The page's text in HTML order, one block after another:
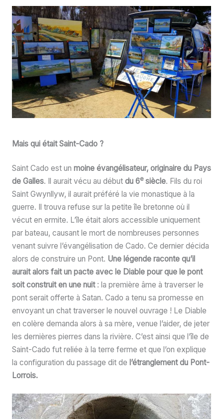
Mais qui était Saint-Cado ?
Saint Cado est un moine évangélisateur, originaire du Pays
de Galles. Il aurait vécu au début du 6esiècle. Fils du roi
Saint Gwynllyw, il aurait préféré la vie monastique à la
guerre. Il trouva refuse sur la petite île bretonne où il
vécut en ermite. L’île était alors accessible uniquement
par bateau, causant le mort de nombreuses personnes
venant suivre l’évangélisation de Cado. Ce dernier décida
alors de construire un Pont. Une légende raconte qu’il
aurait alors fait un pacte avec le Diable pour que le pont
soit construit en une nuit: la première âme à traverser le
pont serait offerte à Satan. Cado a tenu sa promesse en
envoyant un chat traverser le nouvel ouvrage ! Le Diable
en colère demanda alors à sa mère, venue l’aider, de jeter
les dernières pierres dans la rivière. C’est ainsi que l’île de
Saint-Cado fut reliée à la terre ferme et que l’on explique
la configuration du passage dit de l’étranglement du Pont-
Lorrois.